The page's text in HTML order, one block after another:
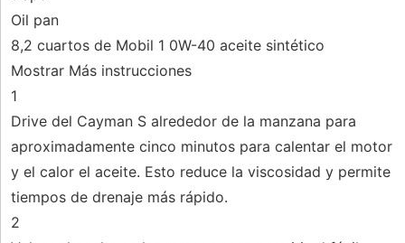
Oil pan
8,2 cuartos de Mobil 1 0W-40 aceite sintético
Mostrar Más instrucciones
1
Drive del Cayman S alrededor de la manzana para
aproximadamente cinco minutos para calentar el motor
y el calor el aceite. Esto reduce la viscosidad y permite
tiempos de drenaje más rápido.
2